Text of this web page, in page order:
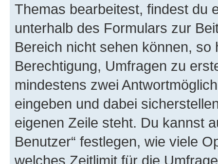
Themas bearbeitest, findest du
unterhalb des Formulars zur
Bereich nicht sehen können,
Berechtigung, Umfragen zu
mindestens zwei
eingeben und dabei
eigenen Zeile steht. Du kannst
Benutzer“ festlegen, wie viele
welches Zeitlimit für die